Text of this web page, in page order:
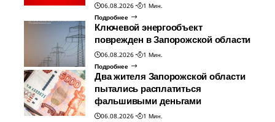
06.08.2026
1 Мин.
Подробнее
Ключевой энергообъект
поврежден в Запорожской области
06.08.2026
1 Мин.
Подробнее
Два жителя Запорожской области
пытались расплатиться
фальшивыми деньгами
06.08.2026
1 Мин.